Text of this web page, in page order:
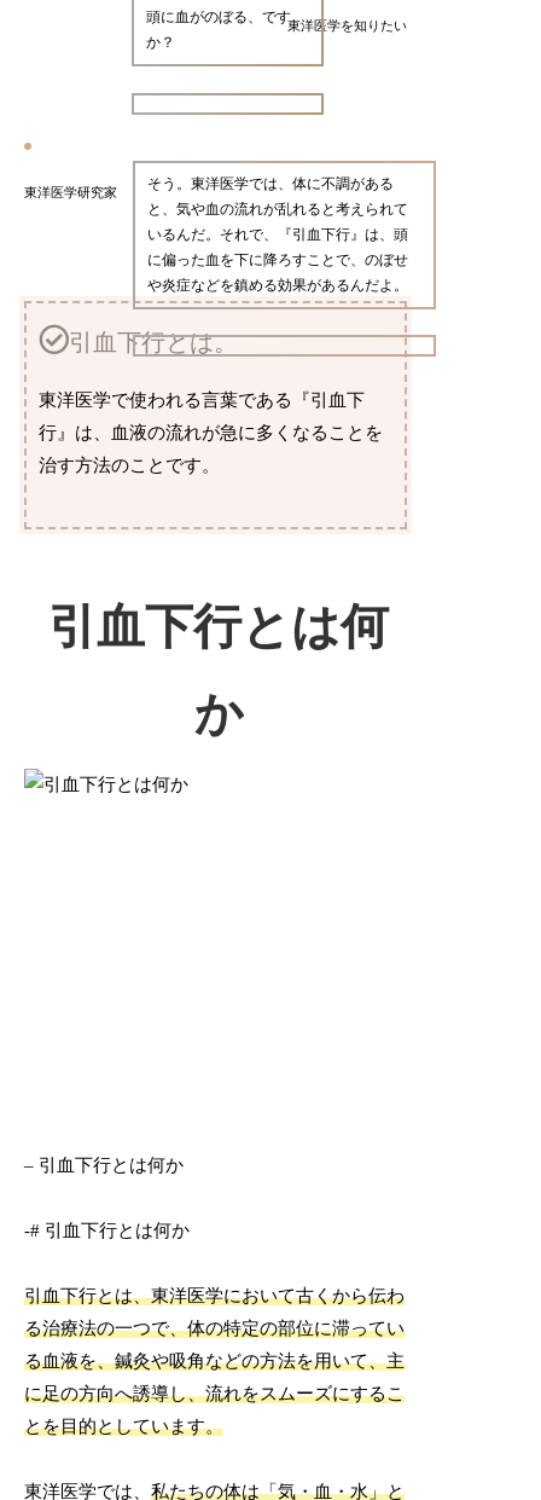
東洋医学を知りたい
頭に血がのぼる、です
か？
東洋医学研究家
そう。東洋医学では、体に不調がある
と、気や血の流れが乱れると考えられて
いるんだ。それで、『引血下行』は、頭
に偏った血を下に降ろすことで、のぼせ
や炎症などを鎮める効果があるんだよ。
引血下行とは。
東洋医学で使われる言葉である『引血下
行』は、血液の流れが急に多くなることを
治す方法のことです。
引血下行とは何
か
– 引血下行とは何か
-# 引血下行とは何か
引血下行とは、東洋医学において古くから伝わ
る治療法の一つで、体の特定の部位に滞ってい
る血液を、鍼灸や吸角などの方法を用いて、主
に足の方向へ誘導し、流れをスムーズにするこ
とを目的としています。
東洋医学では、私たちの体は「気・血・水」と